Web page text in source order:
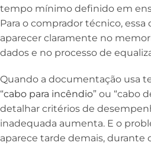
tempo mínimo definido em
Para o comprador técnico, essa
aparecer claramente no
dados e no processo de
Quando a documentação usa
“cabo para incêndio” ou “cabo
detalhar critérios de
inadequada aumenta. E o
aparece tarde demais, durante